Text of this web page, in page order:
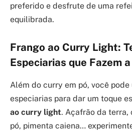
preferido e desfrute de uma
equilibrada.
Frango ao Curry Light:
Especiarias que Fazem
Além do curry em pó, você
especiarias para dar um toque
ao curry light. Açafrão da terra,
pó, pimenta caiena…